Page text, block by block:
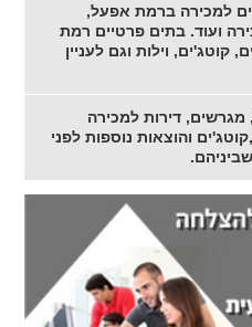
למכירה ברמת אפעל,
ועוד. בתים פרטיים רמת
וילות וגם לעניין
דירות למכירה
והוצאות נוספות לפני